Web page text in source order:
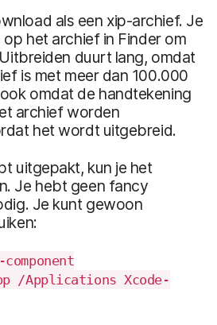
als een xip-archief. Je
het archief in Finder om
duurt lang, omdat
is met meer dan 100.000
omdat de handtekening
archief worden
het wordt uitgebreid.
uitgepakt, kun je het
Je hebt geen fancy
Je kunt gewoon
/Applications Xcode-